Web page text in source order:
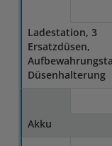
Ladestation, 3
Ersatzdüsen,
Düsenhalterung
Akku